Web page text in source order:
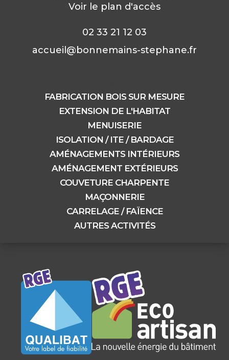
Voir le plan d'accès
02 33 21 12 03
accueil@bonnemains-stephane.fr
FABRICATION BOIS SUR MESURE
EXTENSION DE L'HABITAT
MENUISERIE
ISOLATION / ITE / BARDAGE
AMÉNAGEMENTS INTÉRIEURS
AMÉNAGEMENT EXTÉRIEURS
COUVETURE CHARPENTE
MAÇONNERIE
CARRELAGE / FAÏENCE
AUTRES ACTIVITÉS